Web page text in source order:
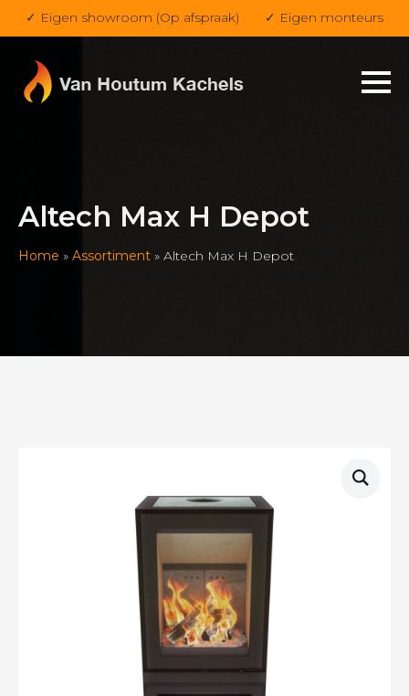
✓ Eigen showroom (Op afspraak) ✓ Eigen monteurs
Altech Max H Depot
Home » Assortiment » Altech Max H Depot